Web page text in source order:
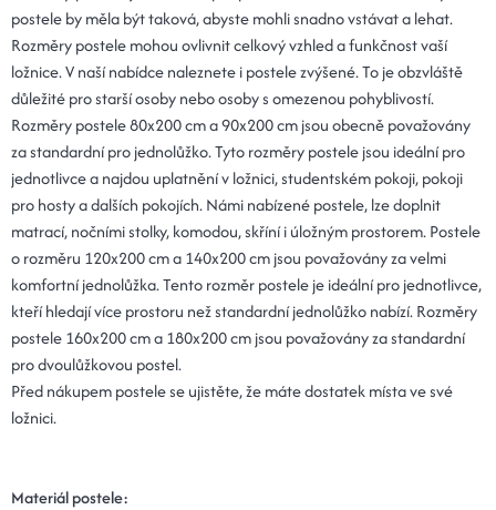
postele by měla být taková, abyste mohli snadno vstávat a lehat.
Rozměry postele mohou ovlivnit celkový vzhled a funkčnost vaší
ložnice. V naší nabídce naleznete i postele zvýšené. To je obzvláště
důležité pro starší osoby nebo osoby s omezenou pohyblivostí.
Rozměry postele 80x200 cm a 90x200 cm jsou obecně považovány
za standardní pro jednolůžko. Tyto rozměry postele jsou ideální pro
jednotlivce a najdou uplatnění v ložnici, studentském pokoji, pokoji
pro hosty a dalších pokojích. Námi nabízené postele, lze doplnit
matrací, nočními stolky, komodou, skříní i úložným prostorem. Postele
o rozměru 120x200 cm a 140x200 cm jsou považovány za velmi
komfortní jednolůžka. Tento rozměr postele je ideální pro jednotlivce,
kteří hledají více prostoru než standardní jednolůžko nabízí. Rozměry
postele 160x200 cm a 180x200 cm jsou považovány za standardní
pro dvoulůžkovou postel.
Před nákupem postele se ujistěte, že máte dostatek místa ve své
ložnici.
Materiál postele: